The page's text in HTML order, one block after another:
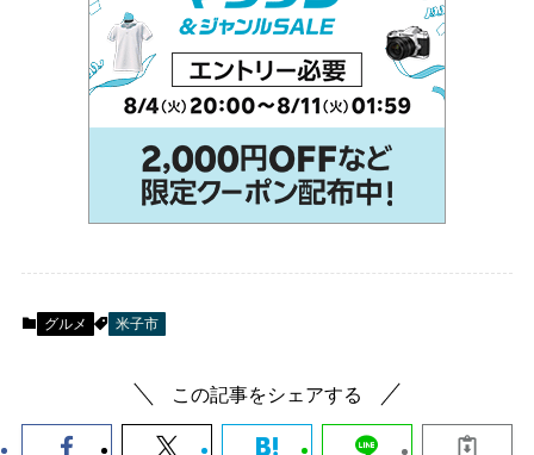
グルメ 米子市
この記事をシェアする